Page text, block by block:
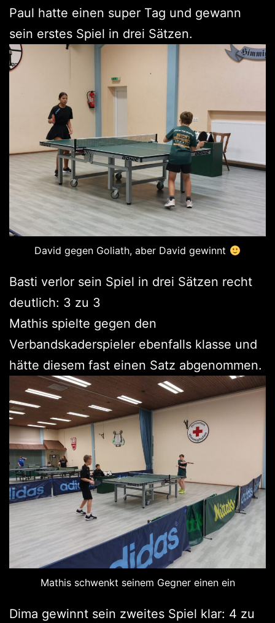
Paul hatte einen super Tag und gewann
sein erstes Spiel in drei Sätzen.
David gegen Goliath, aber David gewinnt
Basti verlor sein Spiel in drei Sätzen recht
deutlich: 3 zu 3
Mathis spielte gegen den
Verbandskaderspieler ebenfalls klasse und
hätte diesem fast einen Satz abgenommen.
Mathis schwenkt seinem Gegner einen ein
Dima gewinnt sein zweites Spiel klar: 4 zu